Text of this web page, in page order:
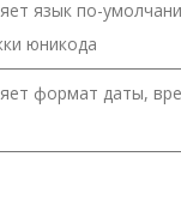
язык по-
юникода
формат даты,